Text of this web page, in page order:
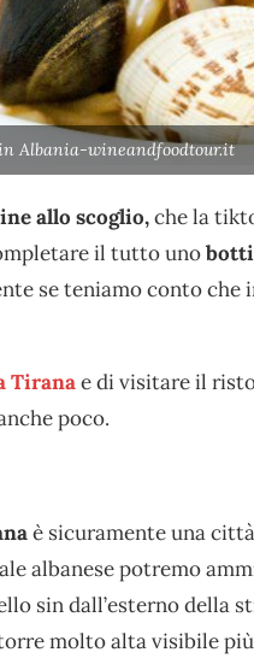
Albania-wineandfoodtour.it
allo scoglio,che la
il tutto uno
se teniamo conto
Tiranae di visitare il
poco.
è sicuramente una
albanese potremo
sin dall’esterno della
molto alta visibile